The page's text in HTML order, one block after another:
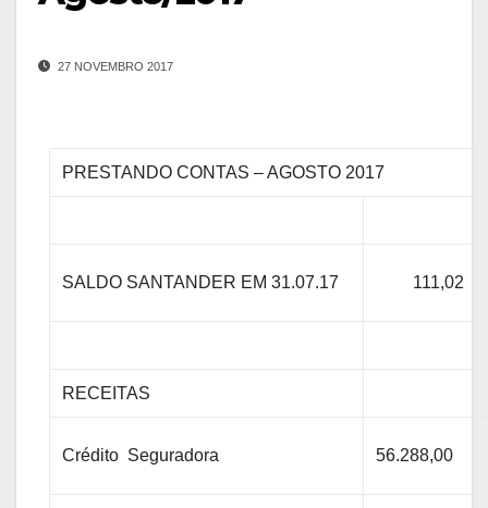
27 NOVEMBRO 2017
PRESTANDO CONTAS – AGOSTO 2017
SALDO SANTANDER EM 31.07.17 111,02
RECEITAS
Crédito Seguradora 56.288,00